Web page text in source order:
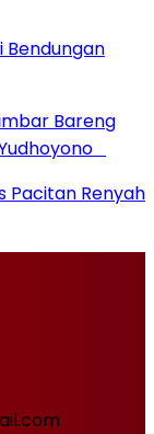
Bendungan
Bareng
Pacitan Renyah